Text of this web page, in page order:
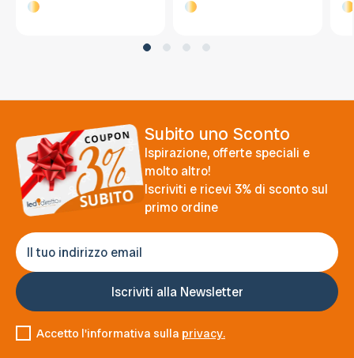
Subito uno Sconto
Ispirazione, offerte speciali e
molto altro!
Iscriviti e ricevi 3% di sconto sul
primo ordine
Accetto l'informativa sulla privacy.